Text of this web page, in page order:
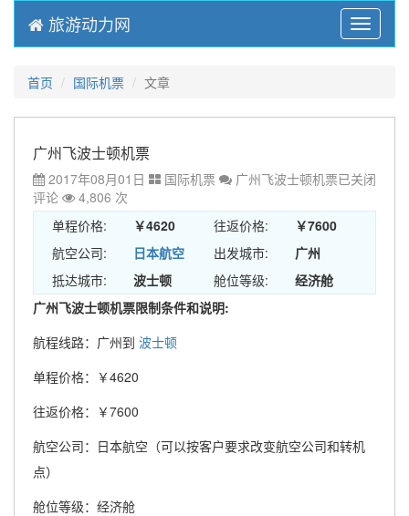
Menu
旅游动力网
首页 国际机票 文章
广州飞波士顿机票
2017年08月01日 国际机票 广州飞波士顿机票已关闭
评论
4,806 次
单程价格:
￥4620 往返价格:
￥7600
航空公司:
日本航空 出发城市:
广州
抵达城市:
波士顿 舱位等级:
经济舱
广州飞波士顿机票限制条件和说明:
航程线路：广州到 波士顿
单程价格：￥4620
往返价格：￥7600
航空公司：日本航空（可以按客户要求改变航空公司和转机
点）
舱位等级：经济舱